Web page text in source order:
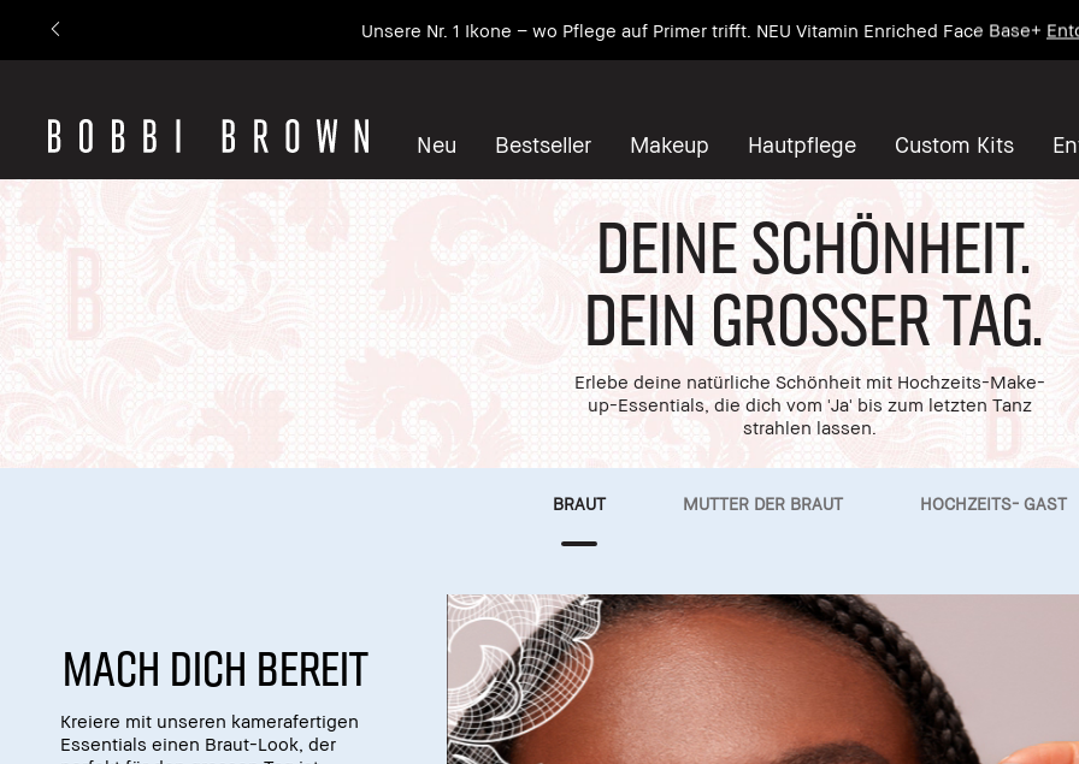
Unsere Nr. 1 Ikone – wo Pflege auf Primer trifft. NEU Vitamin Enriched Face Base+
Neu Bestseller Makeup Hautpflege Custom Kits
Deine Schönheit.
Dein grosser Tag.
Erlebe deine natürliche Schönheit mit Hochzeits-Make-
up-Essentials, die dich vom 'Ja' bis zum letzten Tanz
strahlen lassen.
BRAUT MUTTER DER BRAUT HOCHZEITS- GAST
MACH DICH BEREIT
Kreiere mit unseren kamerafertigen
Essentials einen Braut-Look, der